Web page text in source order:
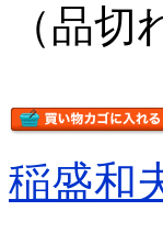
（品
稲盛和